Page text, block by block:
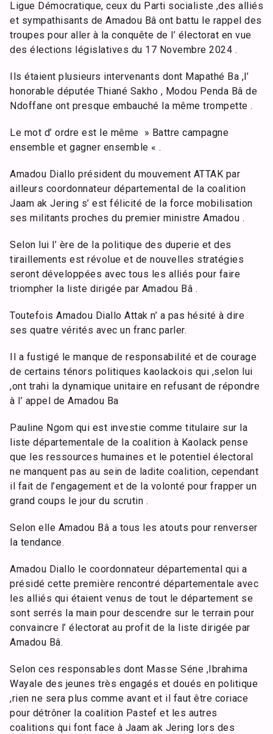
Ligue Démocratique, ceux du Parti socialiste ,des alliés
et sympathisants de Amadou Bâ ont battu le rappel des
troupes pour aller à la conquête de l’ électorat en vue
des élections législatives du 17 Novembre 2024 .
Ils étaient plusieurs intervenants dont Mapathé Ba ,l’
honorable députée Thiané Sakho , Modou Penda Bâ de
Ndoffane ont presque embauché la même trompette .
Le mot d’ ordre est le même » Battre campagne
ensemble et gagner ensemble « .
Amadou Diallo président du mouvement ATTAK par
ailleurs coordonnateur départemental de la coalition
Jaam ak Jering s’ est félicité de la force mobilisation
ses militants proches du premier ministre Amadou .
Selon lui l’ ère de la politique des duperie et des
tiraillements est révolue et de nouvelles stratégies
seront développées avec tous les alliés pour faire
triompher la liste dirigée par Amadou Bâ .
Toutefois Amadou Diallo Attak n’ a pas hésité à dire
ses quatre vérités avec un franc parler.
Il a fustigé le manque de responsabilité et de courage
de certains ténors politiques kaolackois qui ,selon lui
,ont trahi la dynamique unitaire en refusant de répondre
à l’ appel de Amadou Ba
Pauline Ngom qui est investie comme titulaire sur la
liste départementale de la coalition à Kaolack pense
que les ressources humaines et le potentiel électoral
ne manquent pas au sein de ladite coalition, cependant
il fait de l’engagement et de la volonté pour frapper un
grand coups le jour du scrutin .
Selon elle Amadou Bâ a tous les atouts pour renverser
la tendance.
Amadou Diallo le coordonnateur départemental qui a
présidé cette première rencontré départementale avec
les alliés qui étaient venus de tout le département se
sont serrés la main pour descendre sur le terrain pour
convaincre l’ électorat au profit de la liste dirigée par
Amadou Bâ.
Selon ces responsables dont Masse Séne ,Ibrahima
Wayale des jeunes très engagés et doués en politique
,rien ne sera plus comme avant et il faut être coriace
pour détrôner la coalition Pastef et les autres
coalitions qui font face à Jaam ak Jering lors des